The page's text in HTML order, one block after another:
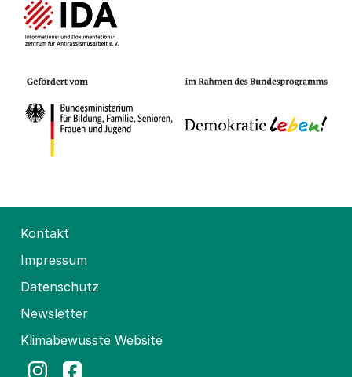
Kontakt
Impressum
Datenschutz
Newsletter
Klimabewusste Website